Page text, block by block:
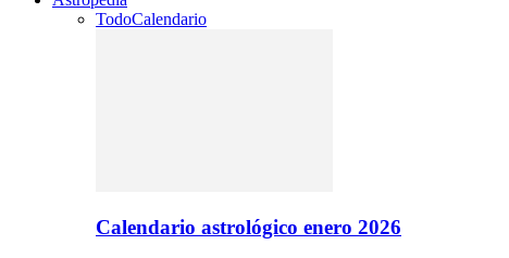
TodoCalendario
Calendario astrológico enero 2026